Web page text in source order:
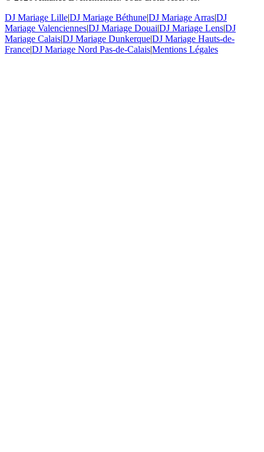
DJ Mariage Lille|DJ Mariage Béthune|DJ Mariage Arras|DJ
Mariage Valenciennes|DJ Mariage Douai|DJ Mariage Lens|DJ
Mariage Calais|DJ Mariage Dunkerque|DJ Mariage Hauts-de-
France|DJ Mariage Nord Pas-de-Calais|Mentions Légales